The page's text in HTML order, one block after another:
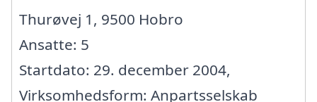
Thurøvej 1, 9500 Hobro
Ansatte: 5
Startdato: 29. december 2004,
Virksomhedsform: Anpartsselskab